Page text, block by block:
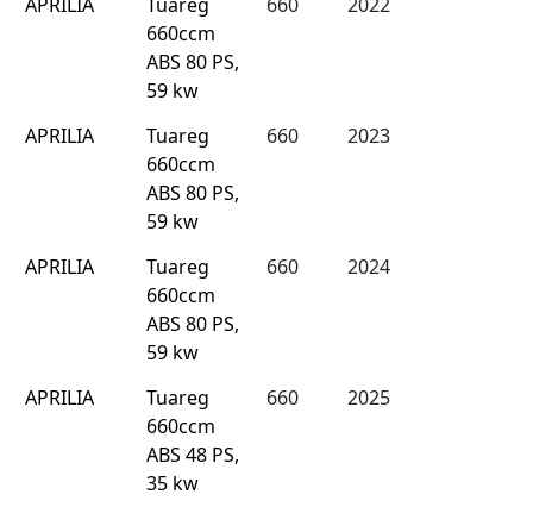
660ccm
ABS 80 PS,
59 kw
APRILIA
Tuareg
660ccm
ABS 80 PS,
59 kw
660 2023
APRILIA
Tuareg
660ccm
ABS 80 PS,
59 kw
660 2024
APRILIA
Tuareg
660ccm
ABS 48 PS,
35 kw
660 2025